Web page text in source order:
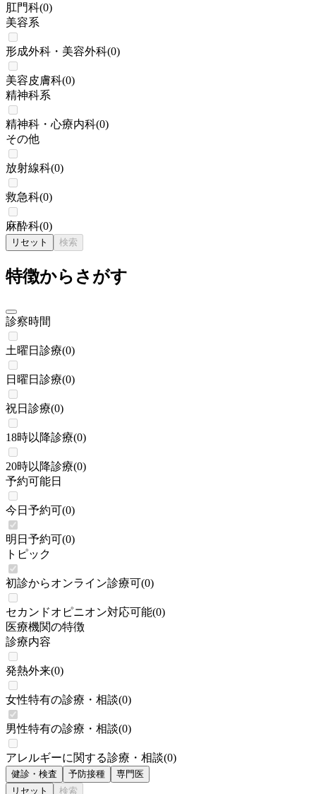
肛門科(0)
美容系
形成外科・美容外科(0)
美容皮膚科(0)
精神科系
精神科・心療内科(0)
その他
放射線科(0)
救急科(0)
麻酔科(0)
リセット 検索
特徴からさがす
診察時間
土曜日診療(0)
日曜日診療(0)
祝日診療(0)
18時以降診療(0)
20時以降診療(0)
予約可能日
今日予約可(0)
明日予約可(0)
トピック
初診からオンライン診療可(0)
セカンドオピニオン対応可能(0)
医療機関の特徴
診療内容
発熱外来(0)
女性特有の診療・相談(0)
男性特有の診療・相談(0)
アレルギーに関する診療・相談(0)
健診・検査 予防接種
専門医
リセット
検索